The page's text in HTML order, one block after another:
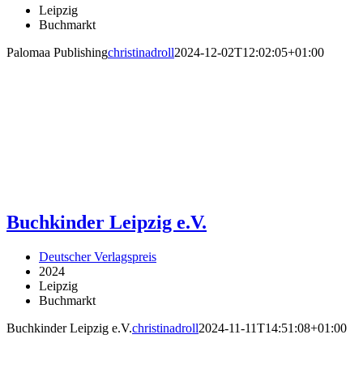
Leipzig
Buchmarkt
Palomaa Publishingchristinadroll2024-12-02T12:02:05+01:00
Buchkinder Leipzig e.V.
Deutscher Verlagspreis
2024
Leipzig
Buchmarkt
Buchkinder Leipzig e.V.christinadroll2024-11-11T14:51:08+01:00